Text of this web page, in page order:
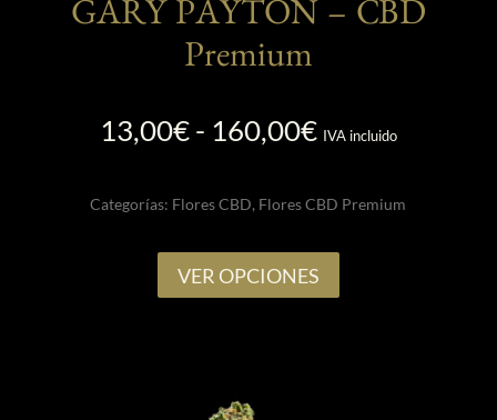
GARY PAYTON – CBD
Premium
13,00€- 160,00€Rango
desde
13,00€
hasta
160,00€
IVA incluido
Categorías: Flores CBD, Flores CBD Premium
VER OPCIONES
producto